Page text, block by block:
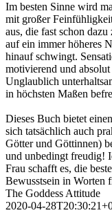
Im besten Sinne wird
mit großer
aus, die fast schon
auf ein immer höheres
hinauf schwingt.
motivierend und
Unglaublich
in höchsten Maßen
Dieses Buch bietet
sich tatsächlich auch
Götter und Göttinnen)
und unbedingt freudig!
Frau schafft es, die
Bewusstsein in Worten
The Goddess Attitude
2020-04-